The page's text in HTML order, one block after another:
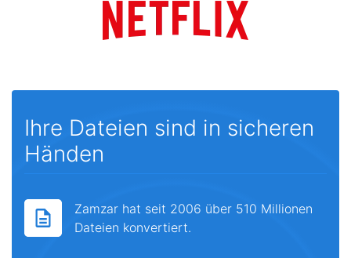
Ihre Dateien sind in sicheren
Händen
Zamzar hat seit 2006 über 510 Millionen
Dateien konvertiert.